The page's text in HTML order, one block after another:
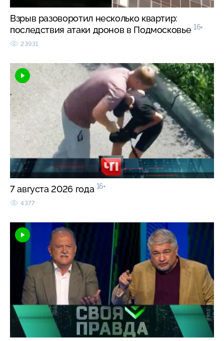
Взрыв разоворотил несколько квартир:
последствия атаки дронов в Подмосковье 16+
23931
7 августа 2026 года 16+
4377